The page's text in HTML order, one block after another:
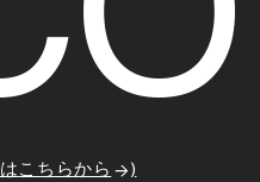
こちらから )